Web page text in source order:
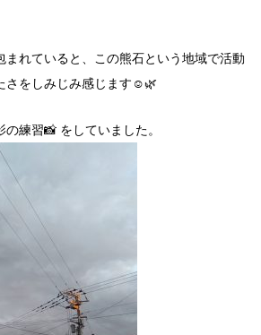
まれていると、この熊石という地域で活動
さをしみじみ感じます☺️🌿
練習📸 をしていました。